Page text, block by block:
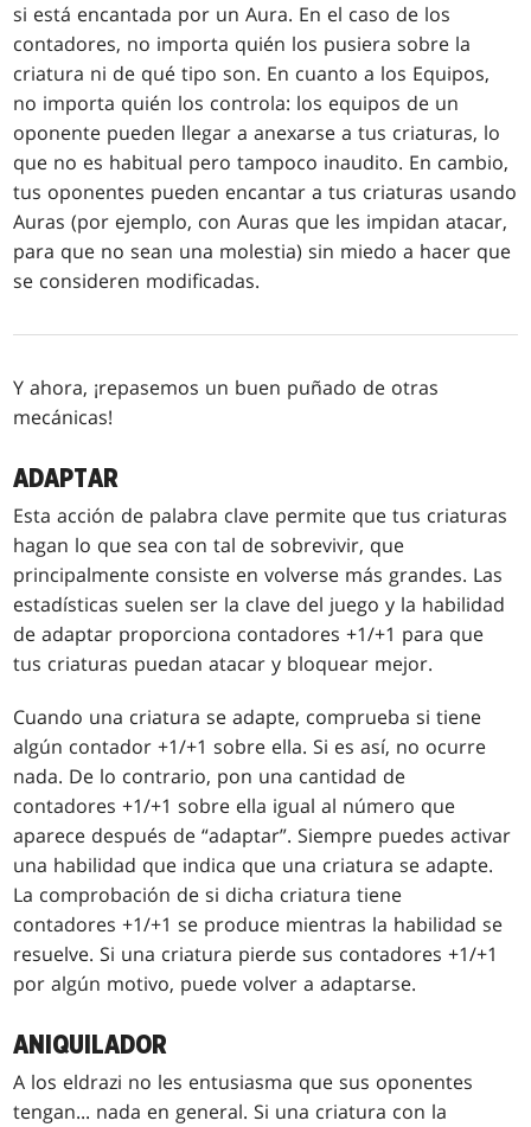
si está encantada por un Aura. En el caso de los
contadores, no importa quién los pusiera sobre la
criatura ni de qué tipo son. En cuanto a los Equipos,
no importa quién los controla: los equipos de un
oponente pueden llegar a anexarse a tus criaturas, lo
que no es habitual pero tampoco inaudito. En cambio,
tus oponentes pueden encantar a tus criaturas usando
Auras (por ejemplo, con Auras que les impidan atacar,
para que no sean una molestia) sin miedo a hacer que
se consideren modificadas.
Y ahora, ¡repasemos un buen puñado de otras
mecánicas!
ADAPTAR
Esta acción de palabra clave permite que tus criaturas
hagan lo que sea con tal de sobrevivir, que
principalmente consiste en volverse más grandes. Las
estadísticas suelen ser la clave del juego y la habilidad
de adaptar proporciona contadores +1/+1 para que
tus criaturas puedan atacar y bloquear mejor.
Cuando una criatura se adapte, comprueba si tiene
algún contador +1/+1 sobre ella. Si es así, no ocurre
nada. De lo contrario, pon una cantidad de
contadores +1/+1 sobre ella igual al número que
aparece después de “adaptar”. Siempre puedes activar
una habilidad que indica que una criatura se adapte.
La comprobación de si dicha criatura tiene
contadores +1/+1 se produce mientras la habilidad se
resuelve. Si una criatura pierde sus contadores +1/+1
por algún motivo, puede volver a adaptarse.
ANIQUILADOR
A los eldrazi no les entusiasma que sus oponentes
tengan... nada en general. Si una criatura con la